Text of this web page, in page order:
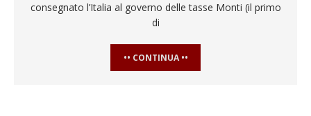
consegnato l’Italia al governo delle tasse Monti (il primo
di
•• CONTINUA ••